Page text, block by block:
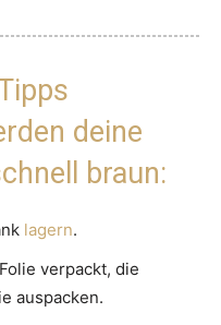
deine
braun:
lagern.
verpackt, die
auspacken.